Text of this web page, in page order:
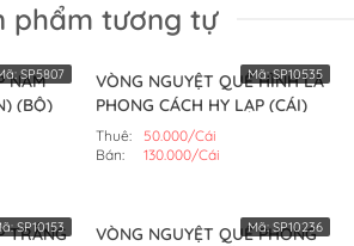
phẩm tương tự
NAM
(BỘ)
SP5807
VÒNG NGUYỆT QUẾ HÌNH LÁ
PHONG CÁCH HY LẠP (CÁI)
Thuê:
50.000/Cái
Bán:
130.000/Cái
Mã:SP10535
TRẮNG
SP10153
VÒNG NGUYỆT QUẾ PHONG
Mã:SP10236